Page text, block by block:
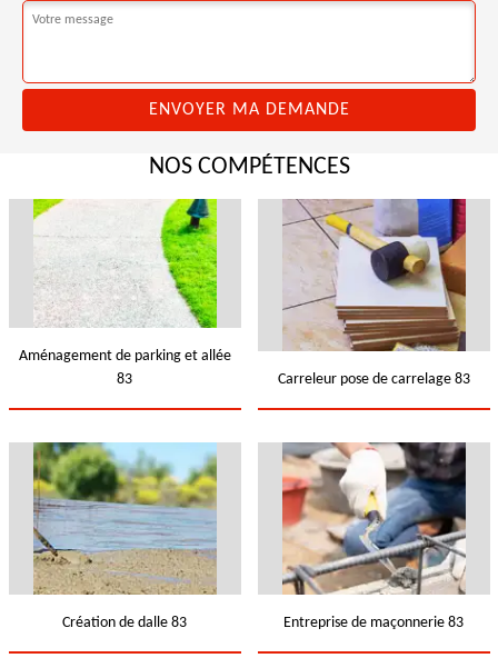
NOS COMPÉTENCES
Aménagement de parking et allée
83
Carreleur pose de carrelage 83
Création de dalle 83 Entreprise de maçonnerie 83